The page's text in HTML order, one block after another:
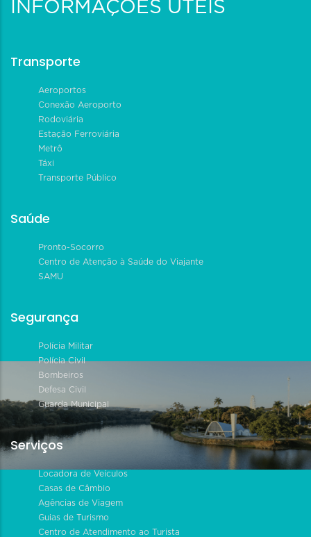
INFORMAÇÕES ÚTEIS
Transporte
Aeroportos
Conexão Aeroporto
Rodoviária
Estação Ferroviária
Metrô
Táxi
Transporte Público
Saúde
Pronto-Socorro
Centro de Atenção à Saúde do Viajante
SAMU
Segurança
Polícia Militar
Polícia Civil
Bombeiros
Defesa Civil
Guarda Municipal
Serviços
Locadora de Veículos
Casas de Câmbio
Agências de Viagem
Guias de Turismo
Centro de Atendimento ao Turista